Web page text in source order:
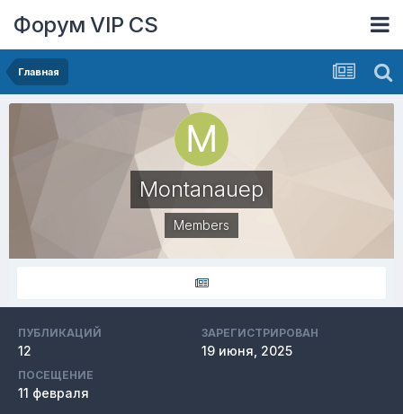
Форум VIP CS
Главная
Montanauep
Members
ПУБЛИКАЦИЙ
12
ЗАРЕГИСТРИРОВАН
19 июня, 2025
ПОСЕЩЕНИЕ
11 февраля